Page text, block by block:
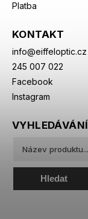
Platba
KONTAKT
info@eiffeloptic.cz
245 007 022
Facebook
Instagram
VYHLEDÁVÁNÍ
Hledat